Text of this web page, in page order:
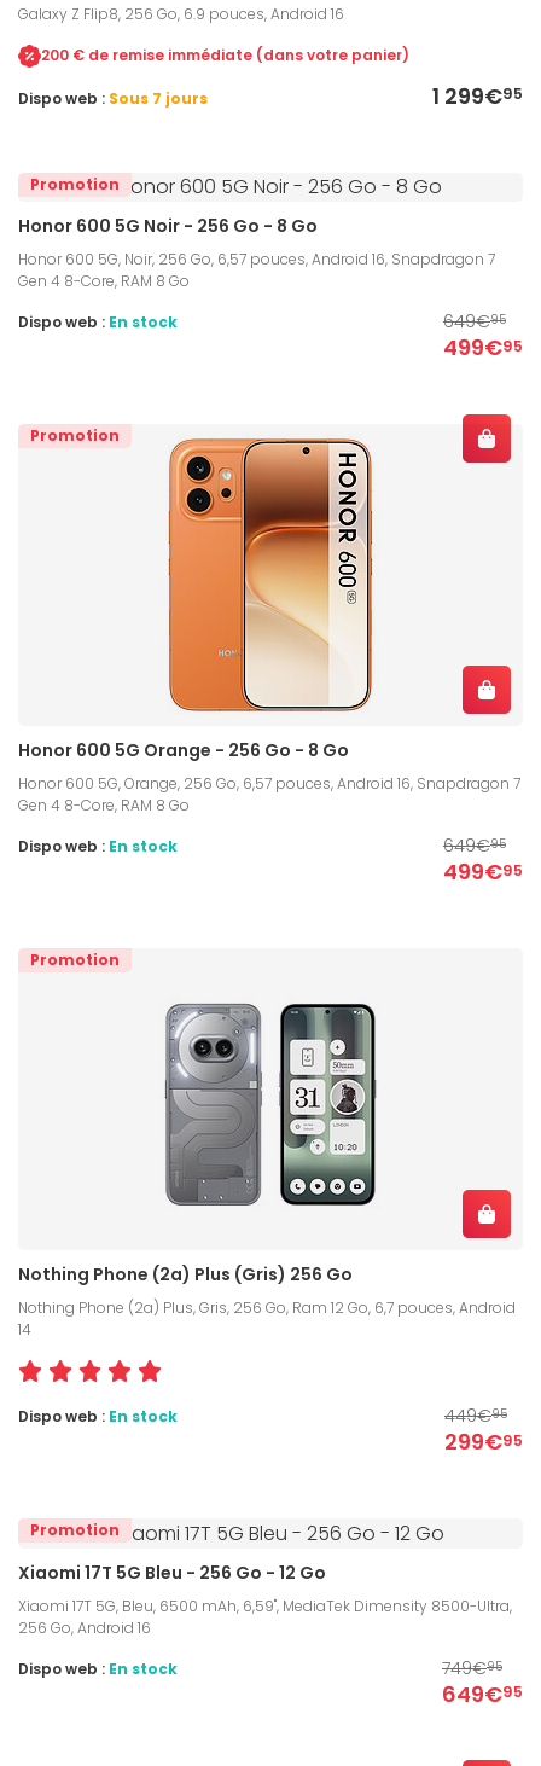
Galaxy Z Flip8, 256 Go, 6.9 pouces, Android 16
200 € de remise immédiate (dans votre panier)
1 299€95
Dispo web : Sous 7 jours
Promotion
Honor 600 5G Noir - 256 Go - 8 Go
Honor 600 5G, Noir, 256 Go, 6,57 pouces, Android 16, Snapdragon 7
Gen 4 8-Core, RAM 8 Go
649€95
499€95
Dispo web : En stock
Promotion
Honor 600 5G Orange - 256 Go - 8 Go
Honor 600 5G, Orange, 256 Go, 6,57 pouces, Android 16, Snapdragon 7
Gen 4 8-Core, RAM 8 Go
649€95
499€95
Dispo web : En stock
Promotion
Nothing Phone (2a) Plus (Gris) 256 Go
Nothing Phone (2a) Plus, Gris, 256 Go, Ram 12 Go, 6,7 pouces, Android
14
449€95
299€95
Dispo web : En stock
Promotion
Xiaomi 17T 5G Bleu - 256 Go - 12 Go
Xiaomi 17T 5G, Bleu, 6500 mAh, 6,59", MediaTek Dimensity 8500-Ultra,
256 Go, Android 16
749€95
649€95
Dispo web : En stock